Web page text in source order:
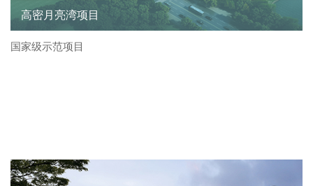
高密月亮湾项目
国家级示范项目